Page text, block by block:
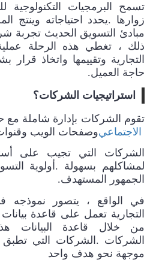
تسمح البرمجيات
زوارها .يحدد احتياجاته وينتج
مبادئ التسويق الحديث تجربة
ذلك ، تغطي هذه الرحلة
التجارية وتقييمها واتخاذ قرار
حاجة العميل.
استراتيجيات الشركات؟
تقوم الشركات بإدارة شاملة مع
الاجتماعيوصفحات الويب وقنوات
الشركات التي تجيب على
لمشاكلهم بسهولة . أولوية
الجمهور المستهدف.
في الواقع ، يتصور نموذجه
التجارية تعمل على قاعدة
من خلال قاعدة البيانات
الشركات .الشركات التي
موجهة نحو هدف واحد